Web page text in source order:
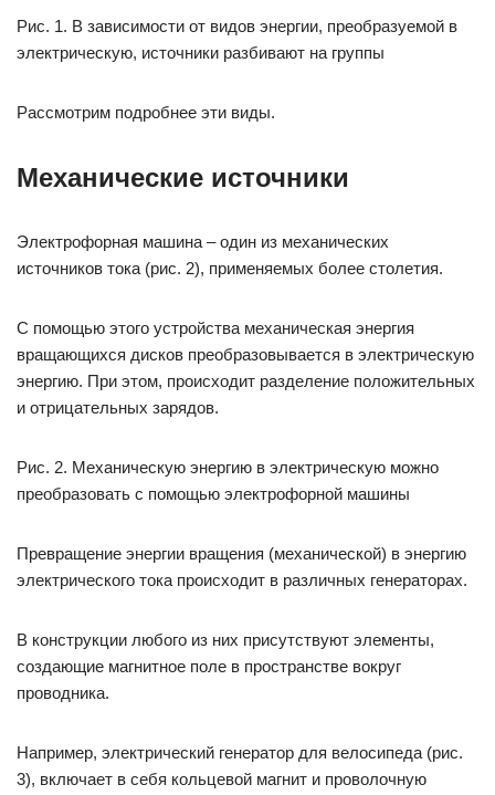
Рис. 1. В зависимости от видов энергии, преобразуемой в
электрическую, источники разбивают на группы
Рассмотрим подробнее эти виды.
Механические источники
Электрофорная машина – один из механических
источников тока (рис. 2), применяемых более столетия.
С помощью этого устройства механическая энергия
вращающихся дисков преобразовывается в электрическую
энергию. При этом, происходит разделение положительных
и отрицательных зарядов.
Рис. 2. Механическую энергию в электрическую можно
преобразовать с помощью электрофорной машины
Превращение энергии вращения (механической) в энергию
электрического тока происходит в различных генераторах.
В конструкции любого из них присутствуют элементы,
создающие магнитное поле в пространстве вокруг
проводника.
Например, электрический генератор для велосипеда (рис.
3), включает в себя кольцевой магнит и проволочную